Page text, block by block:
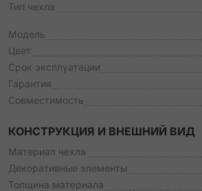
Тип чехла
Модель
Цвет
Срок эксплуатации
Гарантия
Совместимость
КОНСТРУКЦИЯ И ВНЕШНИЙ ВИД
Материал чехла
Декоративные элементы
Толщина материала